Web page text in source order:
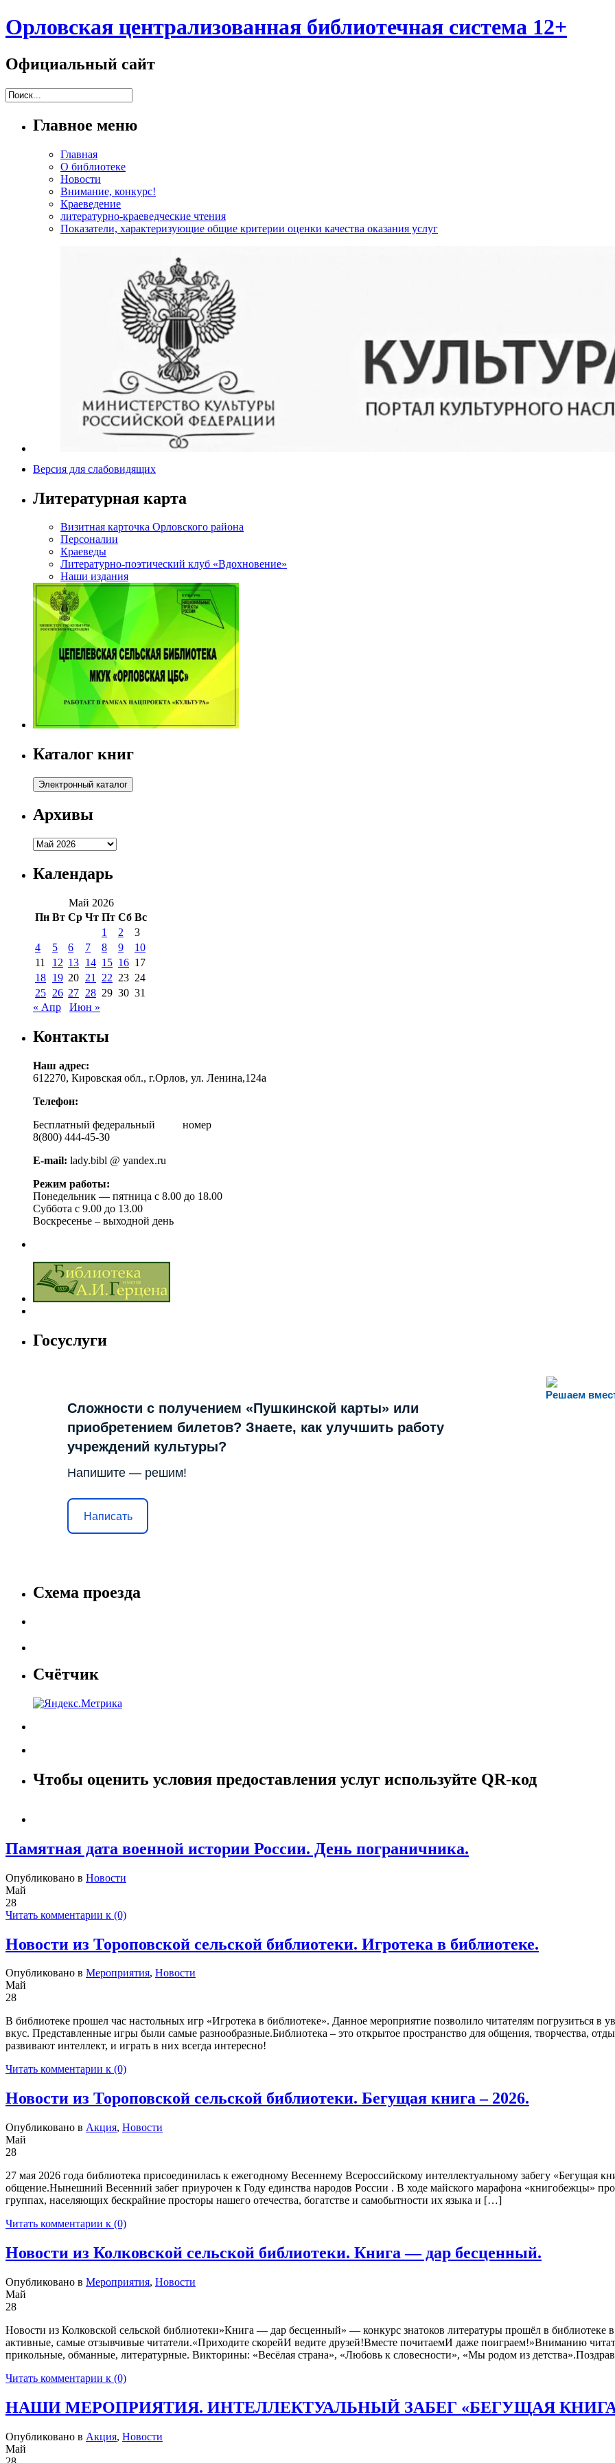
Орловская централизованная библиотечная система 12+
Официальный сайт
Главное меню
Главная
О библиотеке
Новости
Внимание, конкурс!
Краеведение
литературно-краеведческие чтения
Показатели, характеризующие общие критерии оценки качества оказания услуг
Версия для слабовидящих
Литературная карта
Визитная карточка Орловского района
Персоналии
Краеведы
Литературно-поэтический клуб «Вдохновение»
Наши издания
Каталог книг
Архивы
Архивы
Календарь
Май 2026
Пн Вт Ср Чт Пт Сб Вс
1
2
3
4
5 6 7 8 9
10
11
12 13 14 15 16 17
18 19 20 21 22 23 24
25 26 27 28 29 30 31
« Апр
Июн »
Контакты
Наш адрес:
612270, Кировская обл., г.Орлов, ул. Ленина,124а
Телефон:
Бесплатный федеральный номер
8(800) 444-45-30
E-mail: lady.bibl @ yandex.ru
Режим работы:
Понедельник — пятница с 8.00 до 18.00
Суббота с 9.00 до 13.00
Воскресенье – выходной день
Госуслуги
Решаем
Сложности с получением «Пушкинской карты» или
приобретением билетов? Знаете, как улучшить работу
учреждений культуры?
Напишите — решим!
Написать
Схема проезда
Счётчик
Чтобы оценить условия предоставления услуг используйте QR-код
Памятная дата военной истории России. День пограничника.
Опубликовано в Новости
Май
28
Читать комментарии к (0)
Новости из Тороповской сельской библиотеки. Игротека в библиотеке.
Опубликовано в Мероприятия, Новости
Май
28
В библиотеке прошел час настольных игр «Игротека в библиотеке». Данное мероприятие позволило читателям погрузиться
вкус. Представленные игры были самые разнообразные.Библиотека – это открытое пространство для общения, творчества,
развивают интеллект, и играть в них всегда интересно!
Читать комментарии к (0)
Новости из Тороповской сельской библиотеки. Бегущая книга – 2026.
Опубликовано в Акция, Новости
Май
28
27 мая 2026 года библиотека присоединилась к ежегодному Весеннему Всероссийскому интеллектуальному забегу
общение.Нынешний Весенний забег приурочен к Году единства народов России . В ходе майского марафона «книгобежцы»
группах, населяющих бескрайние просторы нашего отечества, богатстве и самобытности их языка и […]
Читать комментарии к (0)
Новости из Колковской сельской библиотеки. Книга — дар бесценный.
Опубликовано в Мероприятия, Новости
Май
28
Новости из Колковской сельской библиотеки»Книга — дар бесценный» — конкурс знатоков литературы прошёл в
активные, самые отзывчивые читатели.«Приходите скорейИ ведите друзей!Вместе почитаемИ даже поиграем!»Вниманию
прикольные, обманные, литературные. Викторины: «Весёлая страна», «Любовь к словесности», «Мы родом из
Читать комментарии к (0)
НАШИ МЕРОПРИЯТИЯ. ИНТЕЛЛЕКТУАЛЬНЫЙ ЗАБЕГ «БЕГУЩАЯ
Опубликовано в Акция, Новости
Май